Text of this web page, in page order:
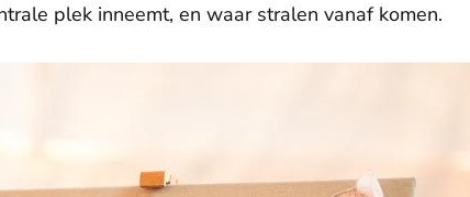
plek inneemt, en waar stralen vanaf komen.